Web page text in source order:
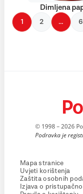
Dimljena
1 2 … 6
© 1998 – 2026
Podravka je
Mapa stranice
Uvjeti korištenja
Zaštita osobnih
Izjava o